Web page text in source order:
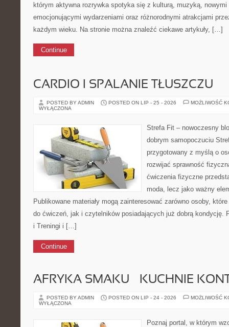
którym aktywna rozrywka spotyka się z kulturą, muzyką, nowymi
emocjonującymi wydarzeniami oraz różnorodnymi atrakcjami
każdym wieku. Na stronie można znaleźć ciekawe artykuły, […]
Continue
CARDIO I SPALANIE TŁUSZCZU
POSTED BY ADMIN POSTED ON LIP - 25 - 2026
MOŻLIWOŚĆ
WYŁĄCZONA
Strefa Fit – nowoczesny
dobrym samopoczuciu
przygotowany z myślą o
rozwijać sprawność
ćwiczenia fizyczne
moda, lecz jako ważny
Publikowane materiały mogą zainteresować zarówno osoby,
do ćwiczeń, jak i czytelników posiadających już dobrą kondycję.
i Treningi i […]
Continue
AFRYKA SMAKU – KUCHNIE
POSTED BY ADMIN POSTED ON LIP - 24 - 2026
MOŻLIWOŚĆ
WYŁĄCZONA
Poznaj portal, w którym